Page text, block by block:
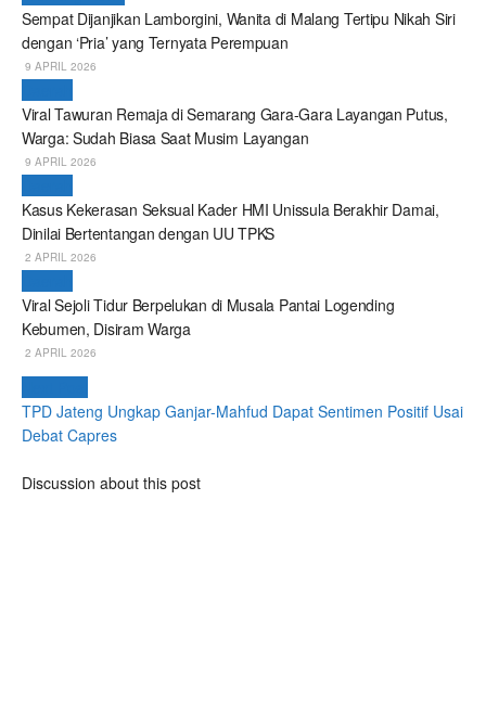
Sempat Dijanjikan Lamborgini, Wanita di Malang Tertipu Nikah Siri
dengan ‘Pria’ yang Ternyata Perempuan
9 APRIL 2026
Viral Tawuran Remaja di Semarang Gara-Gara Layangan Putus,
Warga: Sudah Biasa Saat Musim Layangan
9 APRIL 2026
Kasus Kekerasan Seksual Kader HMI Unissula Berakhir Damai,
Dinilai Bertentangan dengan UU TPKS
2 APRIL 2026
Viral Sejoli Tidur Berpelukan di Musala Pantai Logending
Kebumen, Disiram Warga
2 APRIL 2026
TPD Jateng Ungkap Ganjar-Mahfud Dapat Sentimen Positif Usai
Debat Capres
Discussion about this post